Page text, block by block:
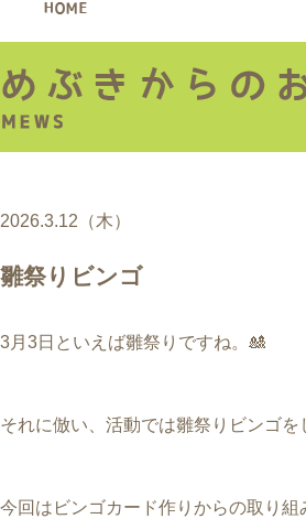
2026.3.12（木）
雛祭りビンゴ
3月3日といえば雛祭りですね。🎎
それに倣い、活動では雛祭りビンゴを
今回はビンゴカード作りからの取り組